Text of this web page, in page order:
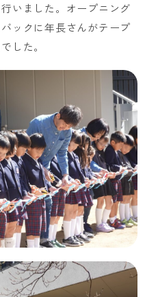
いました。オープニング
ックに年長さんがテープ
した。